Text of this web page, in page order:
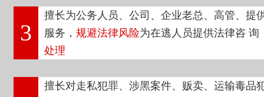
3
擅长为公务人员、公司、企业老总、高管、提
服务， 规避法律风险为在逃人员提供法律咨 询
处理
擅长对走私犯罪、涉黑案件、贩卖、运输毒品